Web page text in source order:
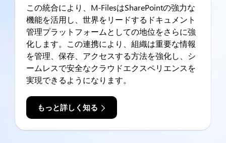
この統合により、M-FilesはSharePointの強力な
機能を活用し、世界をリードするドキュメント
管理プラットフォームとしての地位をさらに強
化します。この連携により、組織は重要な情報
を管理、保存、アクセスする方法を強化し、シ
ームレスで安全なクラウドエクスペリエンスを
実現できるようになります。
もっと詳しく知る